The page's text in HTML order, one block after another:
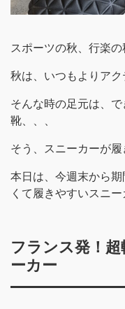
スポーツの秋、行楽
秋は、いつもよりア
そんな時の足元は、
靴、、、
そう、スニーカーが
本日は、今週末から
くて履きやすいスニ
フランス発！
ーカー